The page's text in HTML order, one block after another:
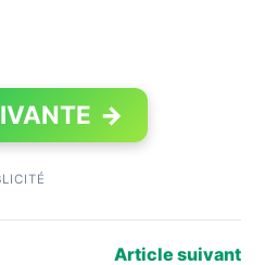
→
Article suivant